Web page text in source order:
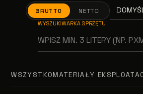
BRUTTO NETTO
WYSZUKIWARKA SPRZĘTU
WSZYSTKOMATERIAŁY